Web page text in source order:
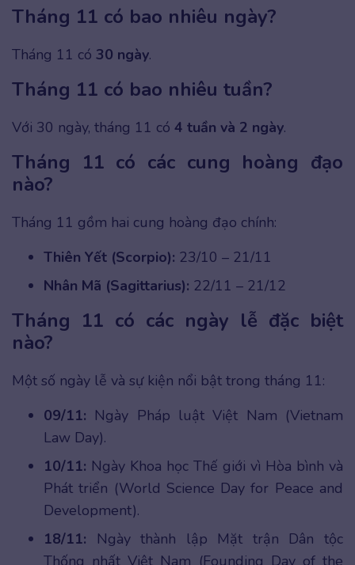
Tháng 11 có bao nhiêu ngày?
Tháng 11 có 30 ngày.
Tháng 11 có bao nhiêu tuần?
Với 30 ngày, tháng 11 có 4 tuần và 2 ngày.
Tháng 11 có các cung hoàng đạo
nào?
Tháng 11 gồm hai cung hoàng đạo chính:
Thiên Yết (Scorpio): 23/10 – 21/11
Nhân Mã (Sagittarius): 22/11 – 21/12
Tháng 11 có các ngày lễ đặc biệt
nào?
Một số ngày lễ và sự kiện nổi bật trong tháng 11:
09/11: Ngày Pháp luật Việt Nam (Vietnam
Law Day).
10/11: Ngày Khoa học Thế giới vì Hòa bình và
Phát triển (World Science Day for Peace and
Development).
18/11: Ngày thành lập Mặt trận Dân tộc
Thống nhất Việt Nam (Founding Day of the